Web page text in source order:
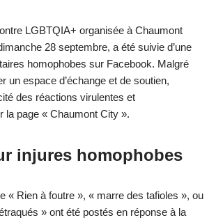
LGBTQIA+ organisée à Chaumont
28 septembre, a été suivie d’une
homophobes sur Facebook. Malgré
un espace d’échange et de soutien,
des réactions virulentes et
la page « Chaumont City ».
injures homophobes
« Rien à foutre », « marre des tafioles », ou
» ont été postés en réponse à la